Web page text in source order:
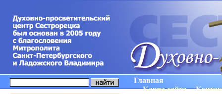
Главная
Карта сайта